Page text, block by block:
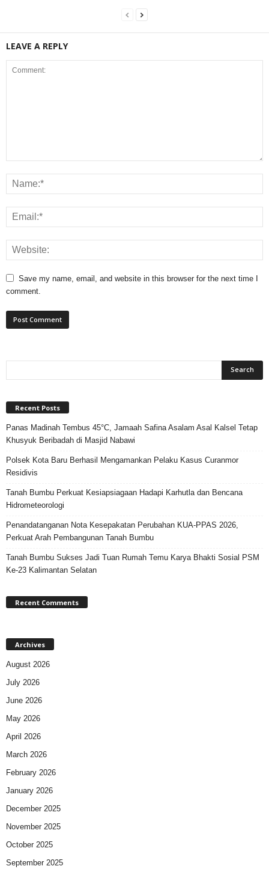
LEAVE A REPLY
Save my name, email, and website in this browser for the next time I
comment.
Recent Posts
Panas Madinah Tembus 45°C, Jamaah Safina Asalam Asal Kalsel Tetap
Khusyuk Beribadah di Masjid Nabawi
Polsek Kota Baru Berhasil Mengamankan Pelaku Kasus Curanmor
Residivis
Tanah Bumbu Perkuat Kesiapsiagaan Hadapi Karhutla dan Bencana
Hidrometeorologi
Penandatanganan Nota Kesepakatan Perubahan KUA-PPAS 2026,
Perkuat Arah Pembangunan Tanah Bumbu
Tanah Bumbu Sukses Jadi Tuan Rumah Temu Karya Bhakti Sosial PSM
Ke-23 Kalimantan Selatan
Recent Comments
Archives
August 2026
July 2026
June 2026
May 2026
April 2026
March 2026
February 2026
January 2026
December 2025
November 2025
October 2025
September 2025